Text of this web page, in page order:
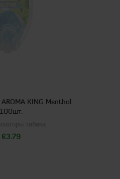
KING Menthol
100шт.
€3.79